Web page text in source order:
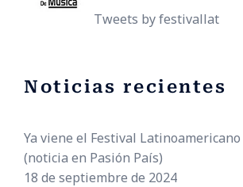
Tweets by festivallat
Noticias recientes
Ya viene el Festival
(noticia en Pasión País)
18 de septiembre de 2024